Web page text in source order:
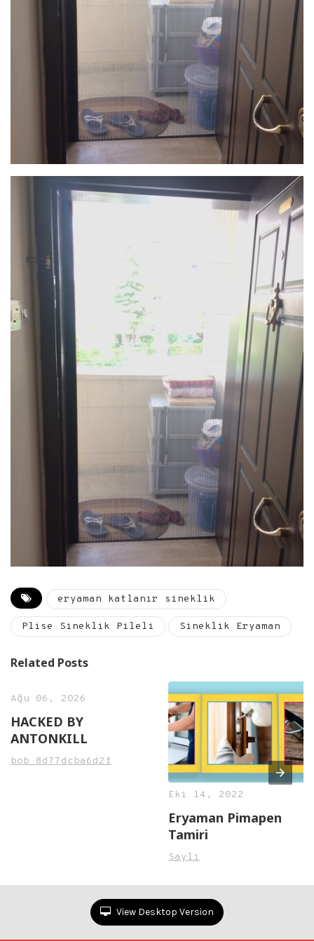
eryaman katlanır sineklik
Plise Sineklik Pileli Sineklik Eryaman
Related Posts
Ağu 06, 2026
HACKED BY
ANTONKILL
bob_8d77dcba6d2f
Eki 14, 2022
Eryaman Pimapen
Tamiri
Sayli
View Desktop Version